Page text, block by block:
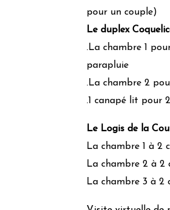
pour un couple)
Le duplex
.La chambre 1
parapluie
.La chambre 2
.1 canapé lit pour
Le Logis de la
La chambre 1 à 2
La chambre 2 à 2
La chambre 3 à 2